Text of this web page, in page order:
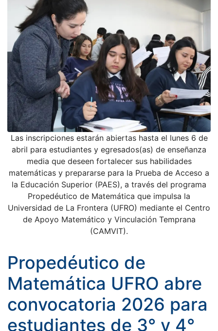
Las inscripciones estarán abiertas hasta el lunes 6 de
abril para estudiantes y egresados(as) de enseñanza
media que deseen fortalecer sus habilidades
matemáticas y prepararse para la Prueba de Acceso a
la Educación Superior (PAES), a través del programa
Propedéutico de Matemática que impulsa la
Universidad de La Frontera (UFRO) mediante el Centro
de Apoyo Matemático y Vinculación Temprana
(CAMVIT).
Propedéutico de
Matemática UFRO abre
convocatoria 2026 para
estudiantes de 3° y 4°